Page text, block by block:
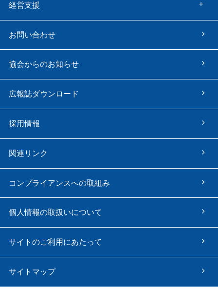
経営支援
お問い合わせ
協会からのお知らせ
広報誌ダウンロード
採用情報
関連リンク
コンプライアンスへの取組み
個人情報の取扱いについて
サイトのご利用にあたって
サイトマップ